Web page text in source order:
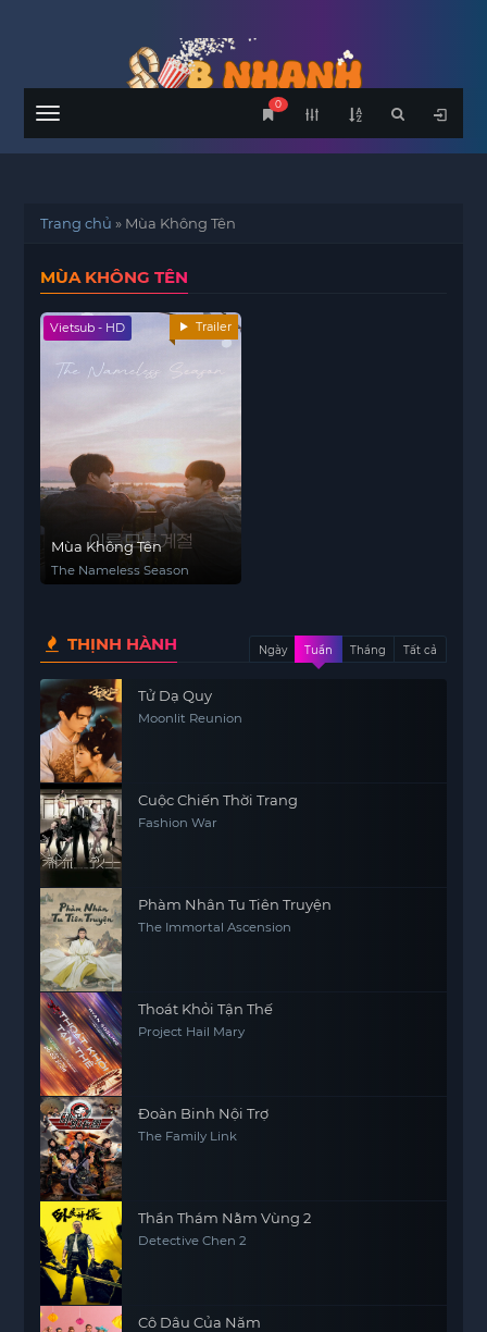
Menu
0
Trang chủ » Mùa Không Tên
MÙA KHÔNG TÊN
Vietsub - HD Trailer
Mùa Không Tên
The Nameless Season
THỊNH HÀNH Ngày Tuần Tháng Tất cả
Tử Dạ Quy
Moonlit Reunion
Cuộc Chiến Thời Trang
Fashion War
Phàm Nhân Tu Tiên Truyện
The Immortal Ascension
Thoát Khỏi Tận Thế
Project Hail Mary
Đoàn Binh Nội Trợ
The Family Link
Thần Thám Nằm Vùng 2
Detective Chen 2
Cô Dâu Của Năm